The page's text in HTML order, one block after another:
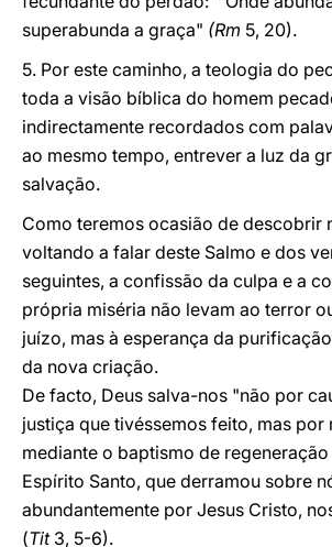
superabunda a graça" (Rm 5, 20).
5. Por este caminho, a teologia do
toda a visão bíblica do homem
indirectamente recordados com
ao mesmo tempo, entrever a luz da
salvação.
Como teremos ocasião de descobrir
voltando a falar deste Salmo e dos
seguintes, a confissão da culpa e a
própria miséria não levam ao terror
juízo, mas à esperança da
da nova criação.
De facto, Deus salva-nos "não por
justiça que tivéssemos feito, mas por
mediante o baptismo de
Espírito Santo, que derramou sobre
abundantemente por Jesus Cristo,
(Tit 3, 5-6).